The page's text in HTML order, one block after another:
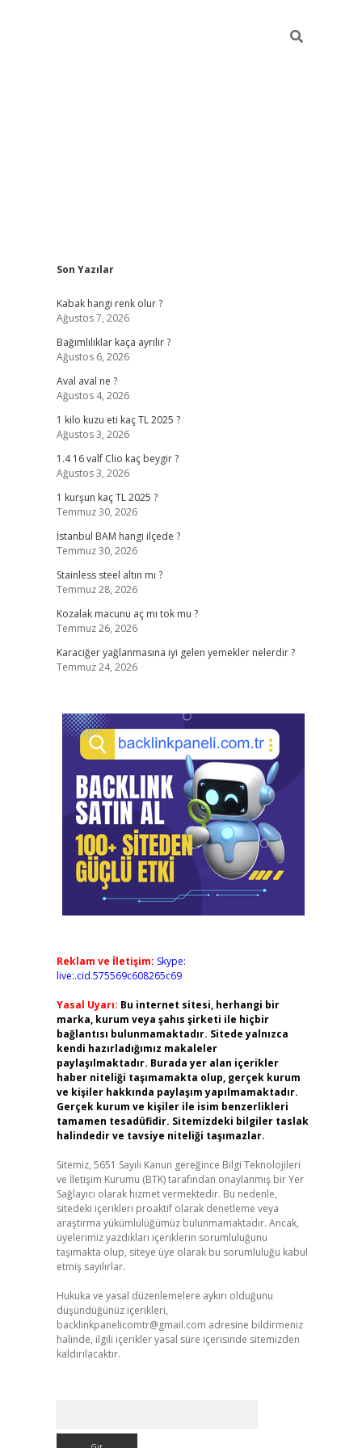
Sidebar
Son Yazılar
Kabak hangi renk olur ?
Ağustos 7, 2026
Bağımlılıklar kaça ayrılır ?
Ağustos 6, 2026
Aval aval ne ?
Ağustos 4, 2026
1 kilo kuzu eti kaç TL 2025 ?
Ağustos 3, 2026
1.4 16 valf Clio kaç beygir ?
Ağustos 3, 2026
1 kurşun kaç TL 2025 ?
Temmuz 30, 2026
İstanbul BAM hangi ilçede ?
Temmuz 30, 2026
Stainless steel altın mı ?
Temmuz 28, 2026
Kozalak macunu aç mı tok mu ?
Temmuz 26, 2026
Karaciğer yağlanmasına iyi gelen yemekler nelerdir ?
Temmuz 24, 2026
Reklam ve İletişim: Skype:
live:.cid.575569c608265c69
Yasal Uyarı: Bu internet sitesi, herhangi bir
marka, kurum veya şahıs şirketi ile hiçbir
bağlantısı bulunmamaktadır. Sitede yalnızca
kendi hazırladığımız makaleler
paylaşılmaktadır. Burada yer alan içerikler
haber niteliği taşımamakta olup, gerçek kurum
ve kişiler hakkında paylaşım yapılmamaktadır.
Gerçek kurum ve kişiler ile isim benzerlikleri
tamamen tesadüfidir. Sitemizdeki bilgiler taslak
halindedir ve tavsiye niteliği taşımazlar.
Sitemiz, 5651 Sayılı Kanun gereğince Bilgi Teknolojileri
ve İletişim Kurumu (BTK) tarafından onaylanmış bir Yer
Sağlayıcı olarak hizmet vermektedir. Bu nedenle,
sitedeki içerikleri proaktif olarak denetleme veya
araştırma yükümlülüğümüz bulunmamaktadır. Ancak,
üyelerimiz yazdıkları içeriklerin sorumluluğunu
taşımakta olup, siteye üye olarak bu sorumluluğu kabul
etmiş sayılırlar.
Hukuka ve yasal düzenlemelere aykırı olduğunu
düşündüğünüz içerikleri,
backlinkpanelicomtr@gmail.com adresine bildirmeniz
halinde, ilgili içerikler yasal süre içerisinde sitemizden
kaldırılacaktır.